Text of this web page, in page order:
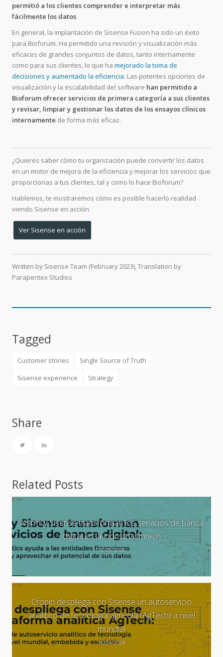
permitió a los clientes comprender e interpretar más
fácilmente los datos.
En general, la implantación de Sisense Fusion ha sido un éxito
para Bioforum. Ha permitido una revisión y visualización más
eficaces de grandes conjuntos de datos, tanto internamente
como para sus clientes, lo que ha mejorado la toma de
decisiones y aumentado la eficiencia. Las potentes opciones de
visualización y la escalabilidad del software han permitido a
Bioforum ofrecer servicios de primera categoría a sus clientes
y revisar, limpiar y gestionar los datos de los ensayos clínicos
internamente de forma más eficaz.
¿Quieres saber cómo tu organización puede convertir los datos
en un motor de mejora de la eficiencia y mejorar los servicios que
proporcionas a tus clientes, tal y como lo hace Bioforum?
Hablemos, te mostraremos cómo es posible hacerlo realidad
viendo Sisense en acción.
Ver Sisense en acción
Written by Sisense Team (February 2023),Translation by
Parapentex Studios
Tagged
Customer stories
Single Source of Truth
Sisense experience
Strategy
Share
Related Posts
Narmi y Sisense transforman los servicios de banca
digital en la industria fintech
12/05/2026
Cropin despliega con Sisense un autoservicio
analítico de tecnología agrícola (AgTech) a nivel
mundial
16/04/2026